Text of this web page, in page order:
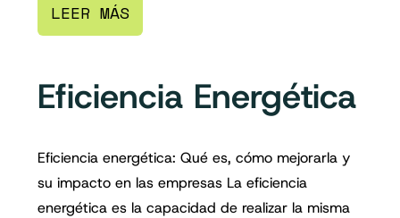
LEER MÁS
Eficiencia Energética
Eficiencia energética: Qué es, cómo mejorarla y
su impacto en las empresas La eficiencia
energética es la capacidad de realizar la misma